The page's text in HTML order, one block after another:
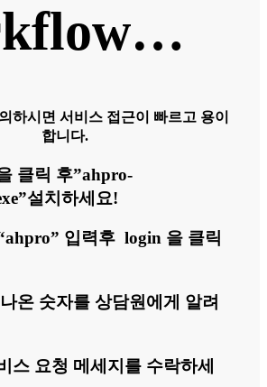
하시면 서비스 접근이 빠르고 용이
합니다.
클릭 후”ahpro-
설치하세요!
입력후 login 을 클릭
온 숫자를 상담원에게 알려
스 요청 메세지를 수락하세